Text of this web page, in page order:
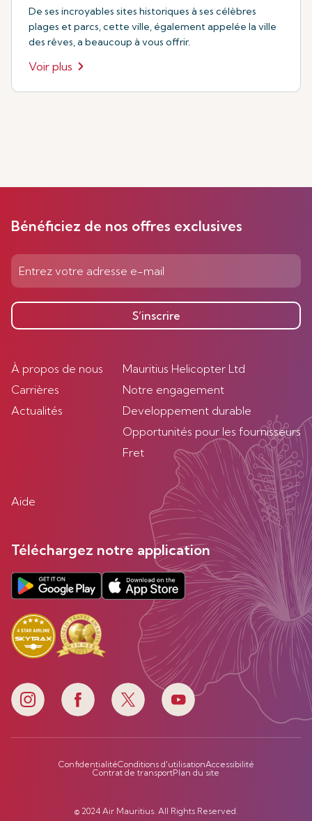
De ses incroyables sites historiques à ses célèbres
plages et parcs, cette ville, également appelée la ville
des rêves, a beaucoup à vous offrir.
Voir plus
Bénéficiez de nos offres exclusives
S’inscrire
À propos de nous
Carrières
Actualités
Mauritius Helicopter Ltd
Notre engagement
Developpement durable
Opportunités pour les fournisseurs
Fret
Aide
Téléchargez notre application
ConfidentialitéConditions d'utilisationAccessibilité
Contrat de transportPlan du site
© 2024 Air Mauritius. All Rights Reserved.